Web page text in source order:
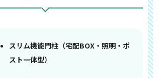
スリム機能門柱（宅配BOX・照明・ポ
スト一体型）